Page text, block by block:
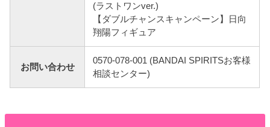
(ラストワンver.)
【ダブルチャンスキャンペーン】日向
翔陽フィギュア
お問い合わせ
0570-078-001 (BANDAI SPIRITSお客様
相談センター)